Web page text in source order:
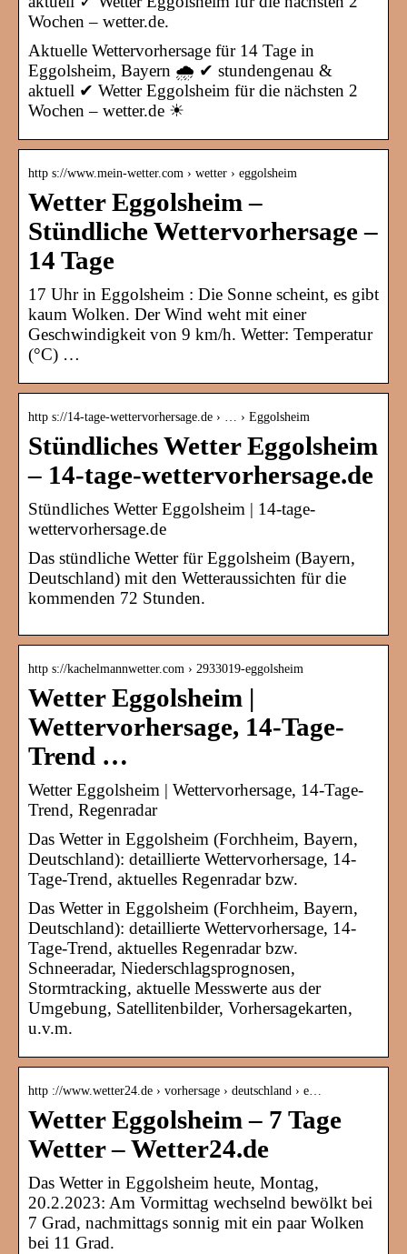
Wochen – wetter.de.
Aktuelle Wettervorhersage für 14 Tage in
Eggolsheim, Bayern 🌧️ ✔ stundengenau &
aktuell ✔ Wetter Eggolsheim für die nächsten 2
Wochen – wetter.de ☀
http s://www.mein-wetter.com › wetter › eggolsheim
Wetter Eggolsheim –
Stündliche Wettervorhersage –
14 Tage
17 Uhr in Eggolsheim : Die Sonne scheint, es gibt
kaum Wolken. Der Wind weht mit einer
Geschwindigkeit von 9 km/h. Wetter: Temperatur
(°C) …
http s://14-tage-wettervorhersage.de › … › Eggolsheim
Stündliches Wetter Eggolsheim
– 14-tage-wettervorhersage.de
Stündliches Wetter Eggolsheim | 14-tage-
wettervorhersage.de
Das stündliche Wetter für Eggolsheim (Bayern,
Deutschland) mit den Wetteraussichten für die
kommenden 72 Stunden.
http s://kachelmannwetter.com › 2933019-eggolsheim
Wetter Eggolsheim |
Wettervorhersage, 14-Tage-
Trend …
Wetter Eggolsheim | Wettervorhersage, 14-Tage-
Trend, Regenradar
Das Wetter in Eggolsheim (Forchheim, Bayern,
Deutschland): detaillierte Wettervorhersage, 14-
Tage-Trend, aktuelles Regenradar bzw.
Das Wetter in Eggolsheim (Forchheim, Bayern,
Deutschland): detaillierte Wettervorhersage, 14-
Tage-Trend, aktuelles Regenradar bzw.
Schneeradar, Niederschlagsprognosen,
Stormtracking, aktuelle Messwerte aus der
Umgebung, Satellitenbilder, Vorhersagekarten,
u.v.m.
http ://www.wetter24.de › vorhersage › deutschland › e…
Wetter Eggolsheim – 7 Tage
Wetter – Wetter24.de
Das Wetter in Eggolsheim heute, Montag,
20.2.2023: Am Vormittag wechselnd bewölkt bei
7 Grad, nachmittags sonnig mit ein paar Wolken
bei 11 Grad.